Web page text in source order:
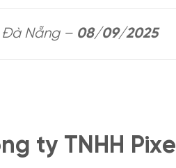
Đà Nẵng – 08/09/2025
ty TNHH